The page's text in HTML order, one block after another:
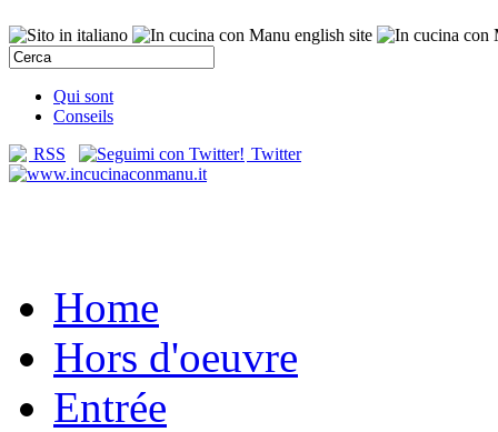
Qui sont
Conseils
RSS
Twitter
Home
Hors d'oeuvre
Entrée